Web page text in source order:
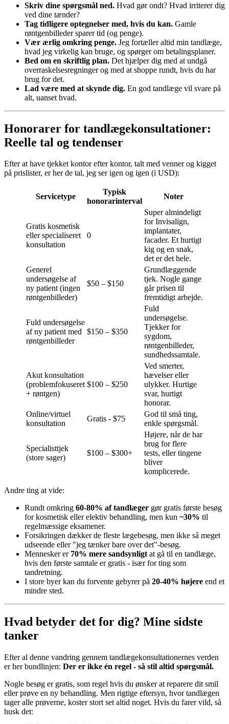
Skriv dine spørgsmål ned. Hvad gør ondt? Hvad irriterer dig
ved dine tænder?
Tag tidligere optegnelser med, hvis du kan. Gamle
røntgenbilleder sparer tid (og penge).
Vær ærlig omkring penge. Jeg fortæller altid min tandlæge,
hvad jeg virkelig kan bruge, og spørger om betalingsplaner.
Bed om en skriftlig plan. Det hjælper dig med at undgå
overraskelsesregninger og med at shoppe rundt, hvis du har
brug for det.
Lad være med at skynde dig. En god tandlæge vil svare på
alt, uanset hvad.
Honorarer for tandlægekonsultationer:
Reelle tal og tendenser
Efter at have tjekket kontor efter kontor, talt med venner og kigget
på prislister, er her de tal, jeg ser igen og igen (i USD):
Servicetype
Typisk
honorarinterval
Noter
Gratis kosmetisk
eller specialiseret
konsultation
0
Super almindeligt
for Invisalign,
implantater,
facader. Et hurtigt
kig og en snak,
det er det hele.
Generel
undersøgelse af
ny patient (ingen
røntgenbilleder)
$50 – $150
Grundlæggende
tjek. Nogle gange
går prisen til
fremtidigt arbejde.
Fuld undersøgelse
af ny patient med
røntgenbilleder
$150 – $350
Fuld
undersøgelse.
Tjekker for
sygdom,
røntgenbilleder,
sundhedssamtale.
Akut konsultation
(problemfokuseret
+ røntgen)
$100 – $250
Ved smerter,
hævelser eller
ulykker. Hurtige
svar, hurtigt
honorar.
Online/virtuel
konsultation
Gratis - $75
God til små ting,
enkle spørgsmål.
Specialisttjek
(store sager)
$100 – $300+
Højere, når de har
brug for flere
tests, eller tingene
bliver
komplicerede.
Andre ting at vide:
Rundt omkring 60-80% af tandlæger gør gratis første besøg
for kosmetisk eller elektiv behandling, men kun ~30% til
regelmæssige eksamener.
Forsikringen dækker de fleste lægebesøg, men ikke så meget
udseende eller "jeg tænker bare over det"-besøg.
Mennesker er 70% mere sandsynligtat gå til en tandlæge,
hvis den første samtale er gratis - især for ting som
tandretning.
I store byer kan du forvente gebyrer på 20-40% højere end et
mindre sted.
Hvad betyder det for dig? Mine sidste
tanker
Efter al denne vandring gennem tandlægekonsultationernes verden
er her bundlinjen: Der er ikke én regel - så stil altid spørgsmål.
Nogle besøg er gratis, som regel hvis du ønsker at reparere dit smil
eller prøve en ny behandling. Men rigtige eftersyn, hvor tandlægen
tager alle prøverne, koster stort set altid noget. Hvis du farer vild, så
husk det: